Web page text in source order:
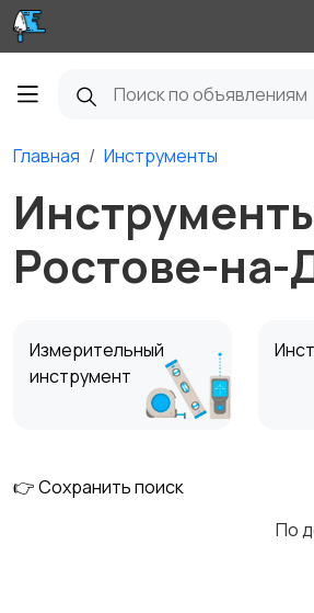
Главная Инструменты
Ростове-на-
Измерительный
инструмент
👉 Сохранить поиск
По